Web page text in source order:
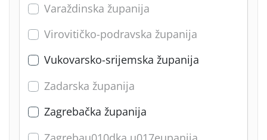
Varaždinska županija
Virovitičko-podravska županija
Vukovarsko-srijemska županija
Zadarska županija
Zagrebačka županija